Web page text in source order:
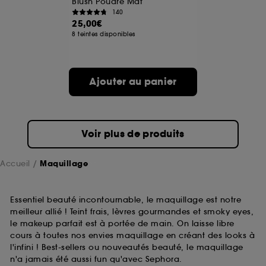
140
25,00€
8 teintes disponibles
Ajouter au panier
Voir plus de produits
Accueil Maquillage
Essentiel beauté incontournable, le maquillage est notre
meilleur allié ! Teint frais, lèvres gourmandes et smoky eyes,
le makeup parfait est à portée de main. On laisse libre
cours à toutes nos envies maquillage en créant des looks à
l'infini ! Best-sellers ou nouveautés beauté, le maquillage
n'a jamais été aussi fun qu'avec Sephora.
A l'exception des cookies techniques, le dépôt et la
lecture de ces traceurs requiert votre accord. Vous
choix" ci-dessous ou décider de "tout accepter".
Sephora pourra associer les informations de
navigation collectées par ces Cookies, pour les
sur "continuer sans accepter". Voous pouvez à tout
moment choisir de retirer votrte consentement. Si vous
souhaitez obtenir plus d'information sur les cookies